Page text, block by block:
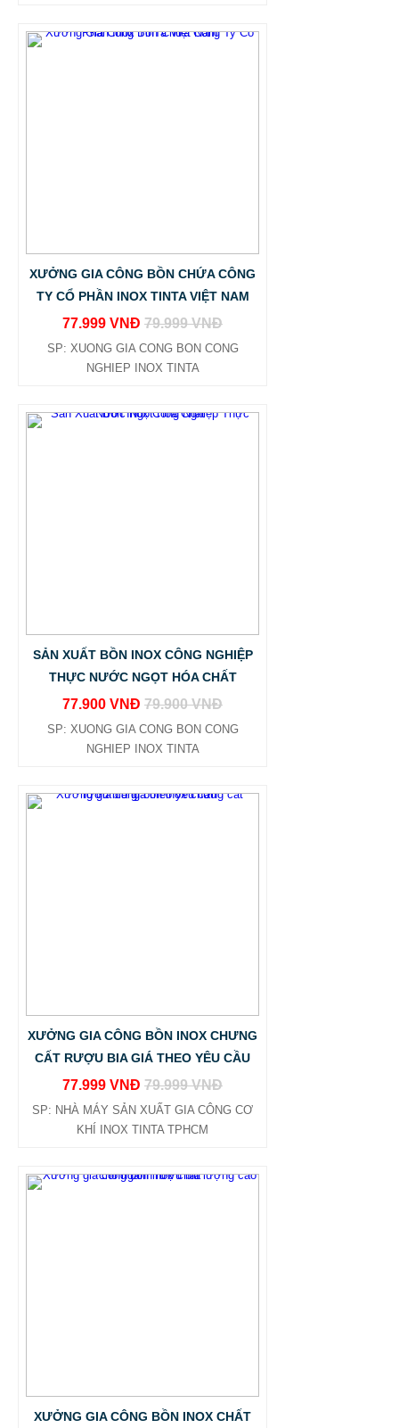
XƯỞNG GIA CÔNG BỒN CHỨA CÔNG
TY CỔ PHẦN INOX TINTA VIỆT NAM
77.999 VNĐ 79.999 VNĐ
SP: XUONG GIA CONG BON CONG
NGHIEP INOX TINTA
SẢN XUẤT BỒN INOX CÔNG NGHIỆP
THỰC NƯỚC NGỌT HÓA CHẤT
77.900 VNĐ 79.900 VNĐ
SP: XUONG GIA CONG BON CONG
NGHIEP INOX TINTA
XƯỞNG GIA CÔNG BỒN INOX CHƯNG
CẤT RƯỢU BIA GIÁ THEO YÊU CẦU
77.999 VNĐ 79.999 VNĐ
SP: NHÀ MÁY SẢN XUẤT GIA CÔNG CƠ
KHÍ INOX TINTA TPHCM
XƯỞNG GIA CÔNG BỒN INOX CHẤT